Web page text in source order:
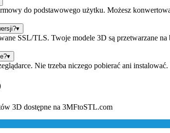
do podstawowego użytku. Możesz
▾
SSL/TLS. Twoje modele 3D są przetwarzane
▾
Nie trzeba niczego pobierać ani
3D dostępne na 3MFtoSTL.com